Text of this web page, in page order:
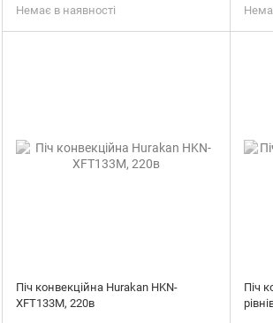
Немає в наявності
Піч конвекційна Hurakan HKN-
XFT133M, 220в
Піч